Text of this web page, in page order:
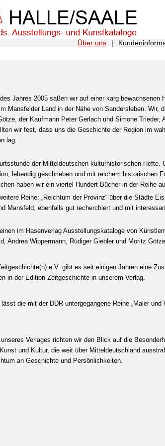
Über uns |
Jahres 2005 saßen wir auf einer karg bewachsenen
Mansfelder Land in der Nähe von Sandersleben. Wir,
der Kaufmann Peter Gerlach und Simone Trieder,
wir fest, dass uns die Geschichte der Region im
lag.
der Mitteldeutschen kulturhistorischen Hefte.
lebendig geschrieben und mit reichem historischen
haben wir ein viertel Hundert Bücher in der Reihe
Reihe: „Reichtum der Provinz“ über die Städte
Mansfeld, ebenfalls gut recherchiert und mit
im Hasenverlag Ausstellungskataloge von
Andrea Wippermann, Rüdiger Giebler und Moritz
e.V. gibt es seit einigen Jahren eine
in der Edition Zeitgeschichte in unserem Verlag.
die mit der DDR untergegangene Reihe „Maler und
Verlages richten wir den Blick auf die
und Kultur, die weit über Mitteldeutschland
an Geschichte und Persönlichkeiten.